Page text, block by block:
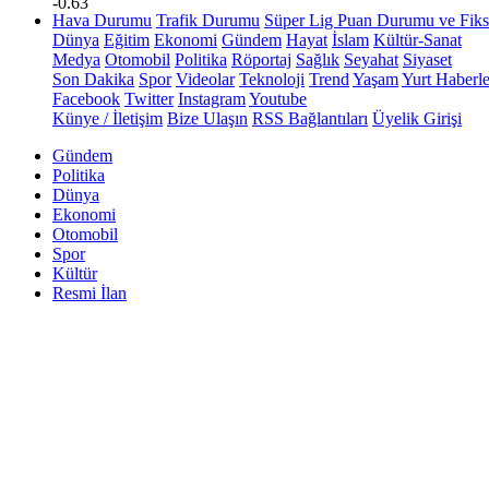
Hava Durumu Trafik Durumu Süper Lig Puan Durumu ve
Dünya Eğitim Ekonomi Gündem Hayat İslam Kültür-Sanat
Medya Otomobil Politika Röportaj Sağlık Seyahat Siyaset
Son Dakika Spor Videolar Teknoloji Trend YaşamYurt
Facebook Twitter InstagramYoutube
Künye / İletişim Bize Ulaşın RSS Bağlantıları Üyelik Girişi
Gündem
Politika
Dünya
Ekonomi
Otomobil
Spor
Kültür
Resmi İlan